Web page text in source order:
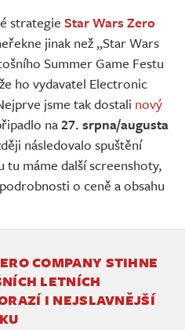
strategie Star Wars Zero
jinak než „Star Wars
Summer Game Festu
ho vydavatel Electronic
jsme tak dostali nový
na27. srpna/augusta
následovalo spuštění
tu máme další screenshoty,
o ceně a obsahu
COMPANY STIHNE
LETNÍCH
I NEJSLAVNĚJŠÍ